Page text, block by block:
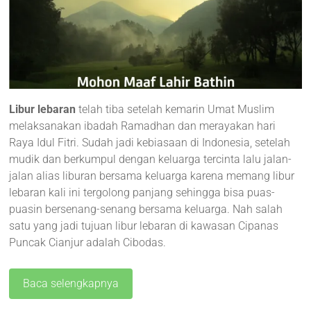
Libur lebaran telah tiba setelah kemarin Umat Muslim
melaksanakan ibadah Ramadhan dan merayakan hari
Raya Idul Fitri. Sudah jadi kebiasaan di Indonesia, setelah
mudik dan berkumpul dengan keluarga tercinta lalu jalan-
jalan alias liburan bersama keluarga karena memang libur
lebaran kali ini tergolong panjang sehingga bisa puas-
puasin bersenang-senang bersama keluarga. Nah salah
satu yang jadi tujuan libur lebaran di kawasan Cipanas
Puncak Cianjur adalah Cibodas.
Baca selengkapnya